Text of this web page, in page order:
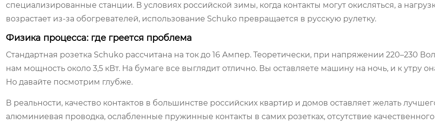
специализированные станции. В условиях российской зимы, когда контакты могут окисляться, а
возрастает из-за обогревателей, использование Schuko превращается в русскую рулетку.
Физика процесса: где греется проблема
Стандартная розетка Schuko рассчитана на ток до 16 Ампер. Теоретически, при напряжении 220–230
нам мощность около 3,5 кВт. На бумаге все выглядит отлично. Вы оставляете машину на ночь, и к утру
Но давайте посмотрим глубже.
В реальности, качество контактов в большинстве российских квартир и домов оставляет желать
алюминиевая проводка, ослабленные пружинные контакты в самих розетках, отсутствие качественного